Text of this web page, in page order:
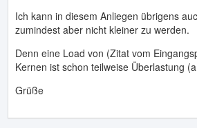
Ich kann in diesem Anliegen übrigens
zumindest aber nicht kleiner zu werden.
Denn eine Load von (Zitat vom
Kernen ist schon teilweise Überlastung
Grüße